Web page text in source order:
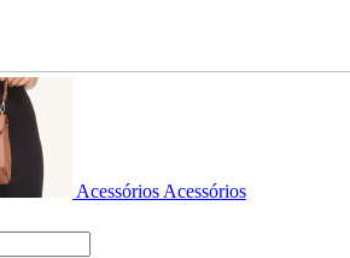
Acessórios Acessórios